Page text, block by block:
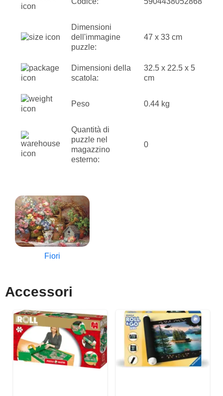
Dimensioni
dell'immagine
puzzle:
47 x 33 cm
Dimensioni della
scatola:
32.5 x 22.5 x 5
cm
Peso 0.44 kg
Quantità di
puzzle nel
magazzino
esterno:
0
Fiori
Accessori